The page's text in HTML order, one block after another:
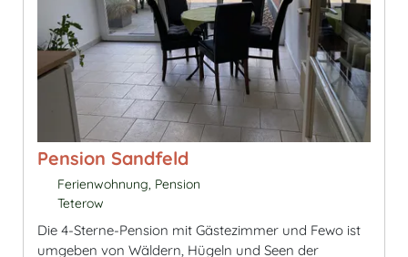
Pension Sandfeld
Ferienwohnung, Pension
Teterow
Die 4-Sterne-Pension mit Gästezimmer und Fewo ist
umgeben von Wäldern, Hügeln und Seen der